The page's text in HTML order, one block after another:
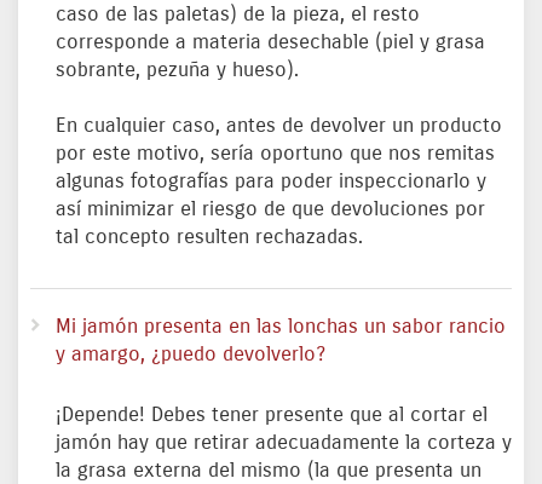
caso de las paletas) de la pieza, el resto
corresponde a materia desechable (piel y grasa
sobrante, pezuña y hueso).
En cualquier caso, antes de devolver un producto
por este motivo, sería oportuno que nos remitas
algunas fotografías para poder inspeccionarlo y
así minimizar el riesgo de que devoluciones por
tal concepto resulten rechazadas.
Mi jamón presenta en las lonchas un sabor rancio
y amargo, ¿puedo devolverlo?
¡Depende! Debes tener presente que al cortar el
jamón hay que retirar adecuadamente la corteza y
la grasa externa del mismo (la que presenta un